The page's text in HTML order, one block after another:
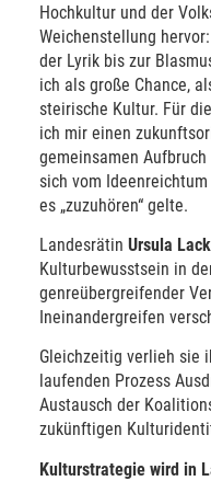
Hochkultur und der
Weichenstellung
der Lyrik bis zur
ich als große Chance,
steirische Kultur. Für
ich mir einen
gemeinsamen
sich vom
es „zuzuhören“ gelte.
Landesrätin Ursula
Kulturbewusstsein in
genreübergreifender
Ineinandergreifen
Gleichzeitig verlieh sie
laufenden Prozess
Austausch der
zukünftigen
Kulturstrategie wird in